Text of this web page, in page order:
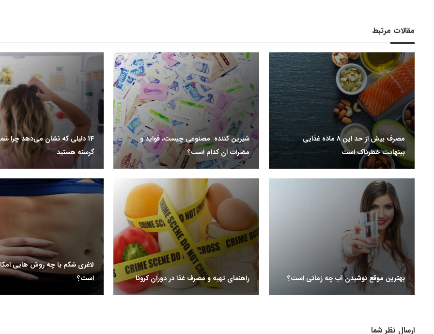
مقالات مرتبط
مصرف بیش از حد این 8 ماده غذایی
بینهایت خطرناک است
شیرین کننده مصنوعی چیست، فواید و
مضرات آن کدام است؟
14 دلیلی که نشان می‌دهد چرا
گرسنه هستید
بهترین موقع نوشیدن آب چه زمانی است؟ راهنمای تهیه و مصرف غذا در دوران کرونا
لاغری شکم با چه روش هایی
است؟
ارسال نظر شما